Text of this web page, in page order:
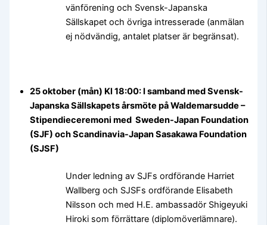
vänförening och Svensk-Japanska
Sällskapet och övriga intresserade (anmälan
ej nödvändig, antalet platser är begränsat).
25 oktober (mån) Kl 18:00: I samband med Svensk-
Japanska Sällskapets årsmöte på Waldemarsudde –
Stipendieceremoni med Sweden-Japan Foundation
(SJF) och Scandinavia-Japan Sasakawa Foundation
(SJSF)
Under ledning av SJFs ordförande Harriet
Wallberg och SJSFs ordförande Elisabeth
Nilsson och med H.E. ambassadör Shigeyuki
Hiroki som förrättare (diplomöverlämnare).